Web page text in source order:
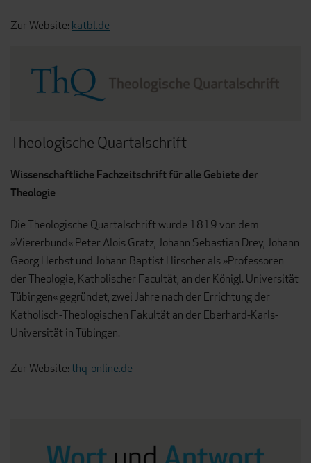
Zur Website: katbl.de
Theologische Quartalschrift
Wissenschaftliche Fachzeitschrift für alle Gebiete der
Theologie
Die Theologische Quartalschrift wurde 1819 von dem
»Viererbund« Peter Alois Gratz, Johann Sebastian Drey, Johann
Georg Herbst und Johann Baptist Hirscher als »Professoren
der Theologie, Katholischer Facultät, an der Königl. Universität
Tübingen« gegründet, zwei Jahre nach der Errichtung der
Katholisch-Theologischen Fakultät an der Eberhard-Karls-
Universität in Tübingen.
Zur Website:thq-online.de